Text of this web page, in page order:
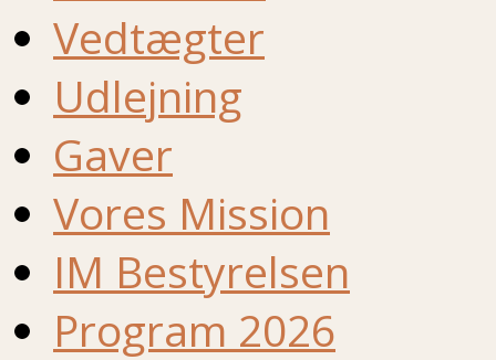
Vedtægter
Udlejning
Gaver
Vores Mission
IM Bestyrelsen
Program 2026